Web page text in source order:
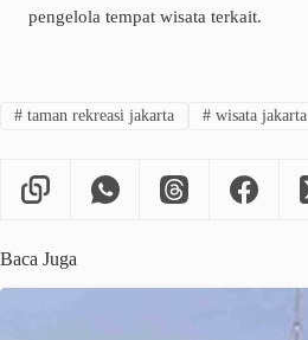
pengelola tempat wisata terkait.
#taman rekreasi jakarta #wisata jakarta
Baca Juga